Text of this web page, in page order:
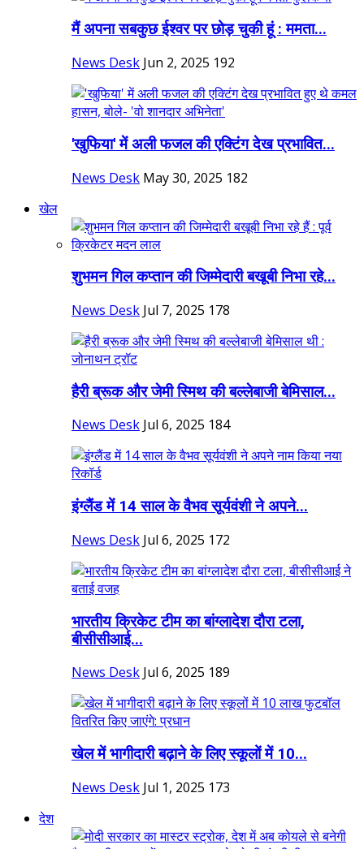
मैं अपना सबकुछ ईश्वर पर छोड़ चुकी हूं : ममता...
News Desk Jun 2, 2025 192
'खुफिया' में अली फजल की एक्टिंग देख प्रभावित...
News Desk May 30, 2025 182
खेल
शुभमन गिल कप्तान की जिम्मेदारी बखूबी निभा रहे...
News Desk Jul 7, 2025 178
हैरी ब्रूक और जेमी स्मिथ की बल्लेबाजी बेमिसाल...
News Desk Jul 6, 2025 184
इंग्लैंड में 14 साल के वैभव सूर्यवंशी ने अपने...
News Desk Jul 6, 2025 172
भारतीय क्रिकेट टीम का बांग्लादेश दौरा टला,
बीसीसीआई...
News Desk Jul 6, 2025 189
खेल में भागीदारी बढ़ाने के लिए स्कूलों में 10...
News Desk Jul 1, 2025 173
देश